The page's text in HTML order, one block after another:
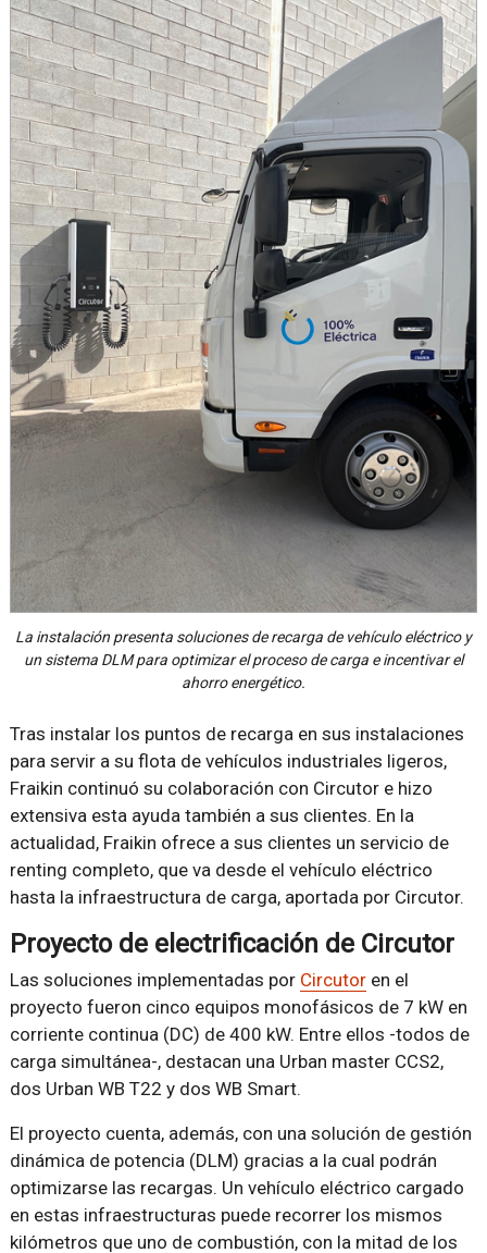
La instalación presenta soluciones de recarga de vehículo eléctrico y
un sistema DLM para optimizar el proceso de carga e incentivar el
ahorro energético.
Tras instalar los puntos de recarga en sus instalaciones
para servir a su flota de vehículos industriales ligeros,
Fraikin continuó su colaboración con Circutor e hizo
extensiva esta ayuda también a sus clientes. En la
actualidad, Fraikin ofrece a sus clientes un servicio de
renting completo, que va desde el vehículo eléctrico
hasta la infraestructura de carga, aportada por Circutor.
Proyecto de electrificación de Circutor
Las soluciones implementadas por Circutoren el
proyecto fueron cinco equipos monofásicos de 7 kW en
corriente continua (DC) de 400 kW. Entre ellos -todos de
carga simultánea-, destacan una Urban master CCS2,
dos Urban WB T22 y dos WB Smart.
El proyecto cuenta, además, con una solución de gestión
dinámica de potencia (DLM) gracias a la cual podrán
optimizarse las recargas. Un vehículo eléctrico cargado
en estas infraestructuras puede recorrer los mismos
kilómetros que uno de combustión, con la mitad de los